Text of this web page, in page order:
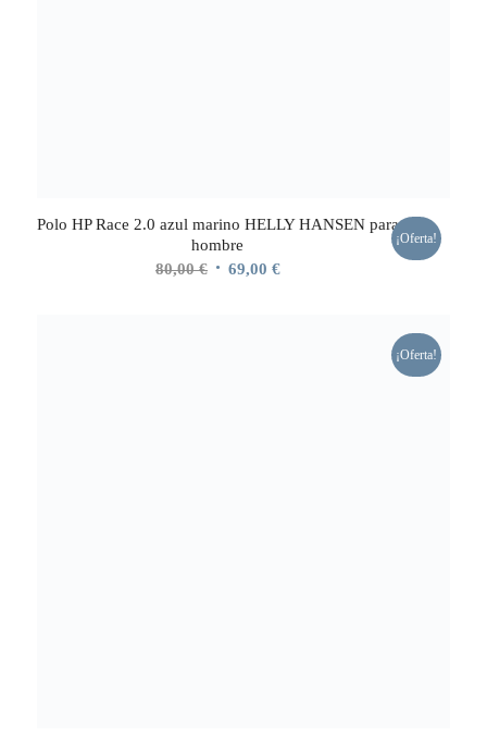
Polo HP Race 2.0 azul marino HELLY HANSEN para
hombre
80,00€ El 69,00 €El
¡Oferta!
¡Oferta!